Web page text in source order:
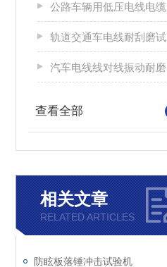
公路车辆用低压电线电缆耐刮磨试验机
轨道交通车电线耐刮磨试验机
汽车电线线对线振动耐磨试验机
查看全部
相关文章
RELATED ARTICLES
防眩板落锤冲击试验机